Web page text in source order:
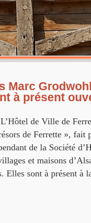
Marc
à présent
de Ville de
de Ferrette », fait
de la Société
et maisons
Elles sont à présent à
au public